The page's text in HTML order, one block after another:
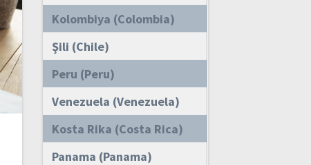
Kolombiya (Colombia)
Şili (Chile)
Peru (Peru)
Venezuela (Venezuela)
Kosta Rika (Costa Rica)
Panama (Panama)